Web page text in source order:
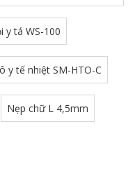
y tá WS-100
y tế nhiệt SM-HTO-C
Nẹp chữ L 4,5mm